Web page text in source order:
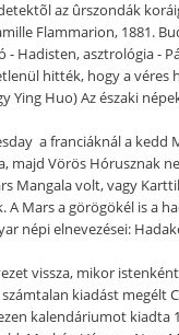
az ûrszondák
Flammarion, 1881.
Hadisten, asztrológia
hitték, hogy a
Huo) Az északi
 a franciáknál a
majd Vörös Hórusznak
Mangala volt, vagy
Mars a görögökél is a
elnevezései:
vissza, mikor
kiadást
kalendáriumot